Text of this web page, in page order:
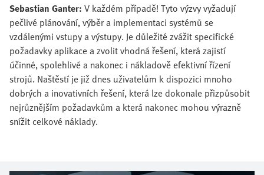
Sebastian Ganter: V každém případě! Tyto výzvy vyžadují
pečlivé plánování, výběr a implementaci systémů se
vzdálenými vstupy a výstupy. Je důležité zvážit specifické
požadavky aplikace a zvolit vhodná řešení, která zajistí
účinné, spolehlivé a nakonec i nákladově efektivní řízení
strojů. Naštěstí je již dnes uživatelům k dispozici mnoho
dobrých a inovativních řešení, která lze dokonale přizpůsobit
nejrůznějším požadavkům a která nakonec mohou výrazně
snížit celkové náklady.